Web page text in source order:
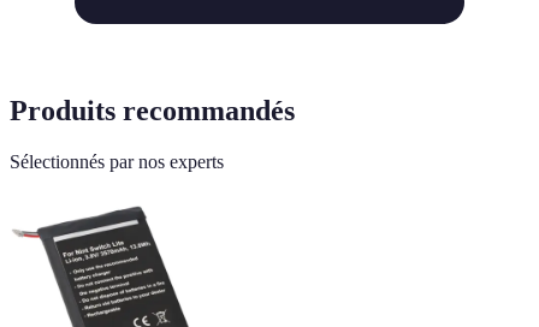
Produits recommandés
Sélectionnés par nos experts